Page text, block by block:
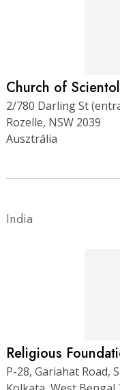
Church of
2/780 Darling St
Rozelle, NSW 2039
Ausztrália
India
Religious
P-28, Gariahat Road,